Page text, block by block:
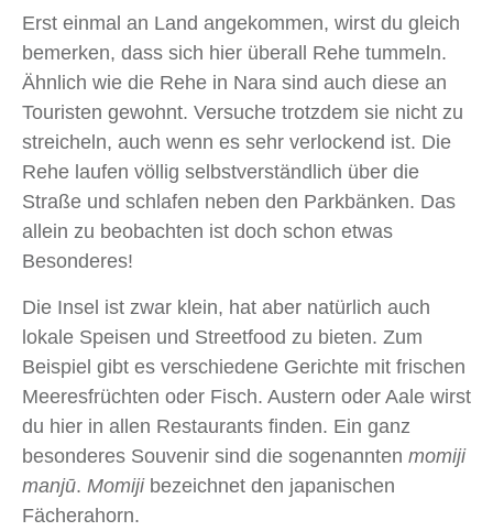
Erst einmal an Land angekommen, wirst du gleich
bemerken, dass sich hier überall Rehe tummeln.
Ähnlich wie die Rehe in Nara sind auch diese an
Touristen gewohnt. Versuche trotzdem sie nicht zu
streicheln, auch wenn es sehr verlockend ist. Die
Rehe laufen völlig selbstverständlich über die
Straße und schlafen neben den Parkbänken. Das
allein zu beobachten ist doch schon etwas
Besonderes!
Die Insel ist zwar klein, hat aber natürlich auch
lokale Speisen und Streetfood zu bieten. Zum
Beispiel gibt es verschiedene Gerichte mit frischen
Meeresfrüchten oder Fisch. Austern oder Aale wirst
du hier in allen Restaurants finden. Ein ganz
besonderes Souvenir sind die sogenannten momiji
manjū. Momijibezeichnet den japanischen
Fächerahorn.